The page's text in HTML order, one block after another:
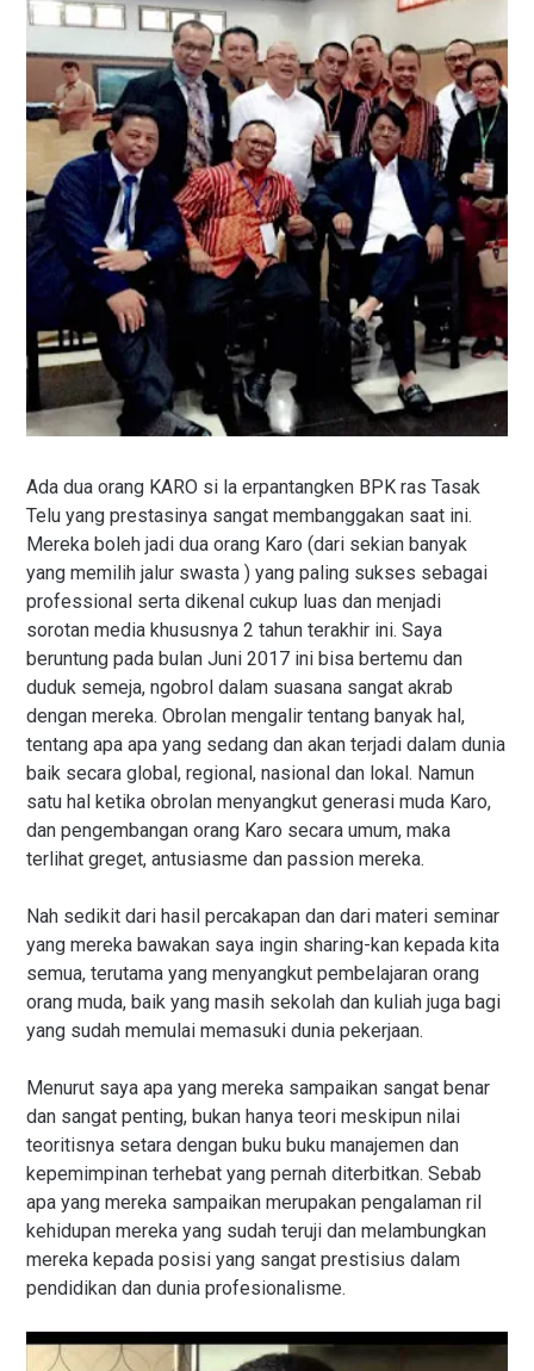
Ada dua orang KARO si la erpantangken BPK ras Tasak
Telu yang prestasinya sangat membanggakan saat ini.
Mereka boleh jadi dua orang Karo (dari sekian banyak
yang memilih jalur swasta ) yang paling sukses sebagai
professional serta dikenal cukup luas dan menjadi
sorotan media khususnya 2 tahun terakhir ini. Saya
beruntung pada bulan Juni 2017 ini bisa bertemu dan
duduk semeja, ngobrol dalam suasana sangat akrab
dengan mereka. Obrolan mengalir tentang banyak hal,
tentang apa apa yang sedang dan akan terjadi dalam dunia
baik secara global, regional, nasional dan lokal. Namun
satu hal ketika obrolan menyangkut generasi muda Karo,
dan pengembangan orang Karo secara umum, maka
terlihat greget, antusiasme dan passion mereka.
Nah sedikit dari hasil percakapan dan dari materi seminar
yang mereka bawakan saya ingin sharing-kan kepada kita
semua, terutama yang menyangkut pembelajaran orang
orang muda, baik yang masih sekolah dan kuliah juga bagi
yang sudah memulai memasuki dunia pekerjaan.
Menurut saya apa yang mereka sampaikan sangat benar
dan sangat penting, bukan hanya teori meskipun nilai
teoritisnya setara dengan buku buku manajemen dan
kepemimpinan terhebat yang pernah diterbitkan. Sebab
apa yang mereka sampaikan merupakan pengalaman ril
kehidupan mereka yang sudah teruji dan melambungkan
mereka kepada posisi yang sangat prestisius dalam
pendidikan dan dunia profesionalisme.